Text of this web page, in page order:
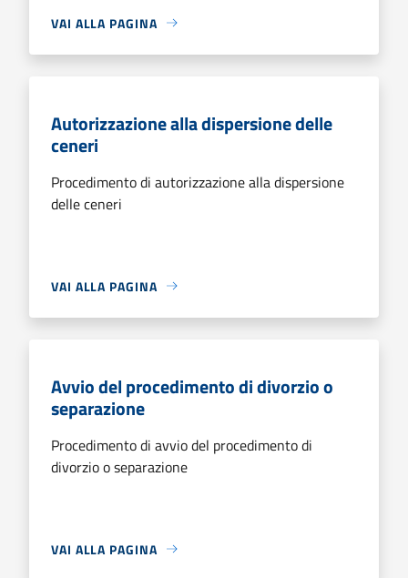
VAI ALLA PAGINA
Autorizzazione alla dispersione delle
ceneri
Procedimento di autorizzazione alla dispersione
delle ceneri
VAI ALLA PAGINA
Avvio del procedimento di divorzio o
separazione
Procedimento di avvio del procedimento di
divorzio o separazione
VAI ALLA PAGINA